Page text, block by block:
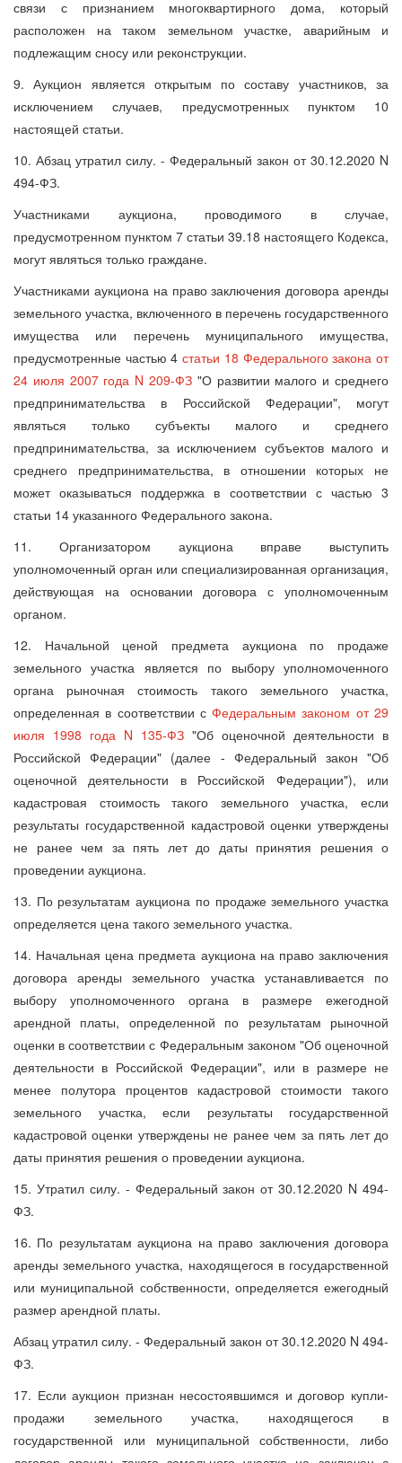
связи с признанием многоквартирного дома, который
расположен на таком земельном участке, аварийным и
подлежащим сносу или реконструкции.
9. Аукцион является открытым по составу участников, за
исключением случаев, предусмотренных пунктом 10
настоящей статьи.
10. Абзац утратил силу. - Федеральный закон от 30.12.2020 N
494-ФЗ.
Участниками аукциона, проводимого в случае,
предусмотренном пунктом 7 статьи 39.18 настоящего Кодекса,
могут являться только граждане.
Участниками аукциона на право заключения договора аренды
земельного участка, включенного в перечень государственного
имущества или перечень муниципального имущества,
предусмотренные частью 4статьи 18 Федерального закона от
24 июля 2007 года N 209-ФЗ "О развитии малого и среднего
предпринимательства в Российской Федерации", могут
являться только субъекты малого и среднего
предпринимательства, за исключением субъектов малого и
среднего предпринимательства, в отношении которых не
может оказываться поддержка в соответствии с частью 3
статьи 14 указанного Федерального закона.
11. Организатором аукциона вправе выступить
уполномоченный орган или специализированная организация,
действующая на основании договора с уполномоченным
органом.
12. Начальной ценой предмета аукциона по продаже
земельного участка является по выбору уполномоченного
органа рыночная стоимость такого земельного участка,
определенная в соответствии сФедеральным законом от 29
июля 1998 года N 135-ФЗ "Об оценочной деятельности в
Российской Федерации" (далее - Федеральный закон "Об
оценочной деятельности в Российской Федерации"), или
кадастровая стоимость такого земельного участка, если
результаты государственной кадастровой оценки утверждены
не ранее чем за пять лет до даты принятия решения о
проведении аукциона.
13. По результатам аукциона по продаже земельного участка
определяется цена такого земельного участка.
14. Начальная цена предмета аукциона на право заключения
договора аренды земельного участка устанавливается по
выбору уполномоченного органа в размере ежегодной
арендной платы, определенной по результатам рыночной
оценки в соответствии с Федеральным законом "Об оценочной
деятельности в Российской Федерации", или в размере не
менее полутора процентов кадастровой стоимости такого
земельного участка, если результаты государственной
кадастровой оценки утверждены не ранее чем за пять лет до
даты принятия решения о проведении аукциона.
15. Утратил силу. - Федеральный закон от 30.12.2020 N 494-
ФЗ.
16. По результатам аукциона на право заключения договора
аренды земельного участка, находящегося в государственной
или муниципальной собственности, определяется ежегодный
размер арендной платы.
Абзац утратил силу. - Федеральный закон от 30.12.2020 N 494-
ФЗ.
17. Если аукцион признан несостоявшимся и договор купли-
продажи земельного участка, находящегося в
государственной или муниципальной собственности, либо